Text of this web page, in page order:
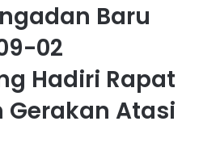
Baru
02
Hadiri Rapat
Gerakan Atasi